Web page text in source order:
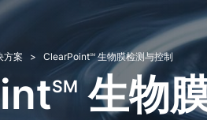
方案 ClearPointSM生物膜检测与控制
SM生物